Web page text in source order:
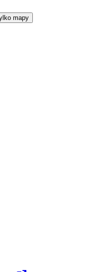
mapy